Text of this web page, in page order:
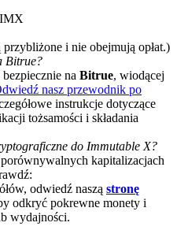
pool
USDT
i nie obejmują opłat.)
Bitrue?
na Bitrue, wiodącej
nasz przewodnik po
instrukcje dotyczące
tożsamości i składania
do Immutable X?
kapitalizacjach
odwiedź naszą stronę
odkryć pokrewne monety i
wydajności.